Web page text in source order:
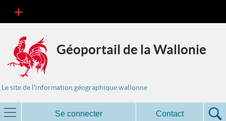
Géoportail de la Wallonie
Le site de l'information géographique wallonne
Se connecter Contact